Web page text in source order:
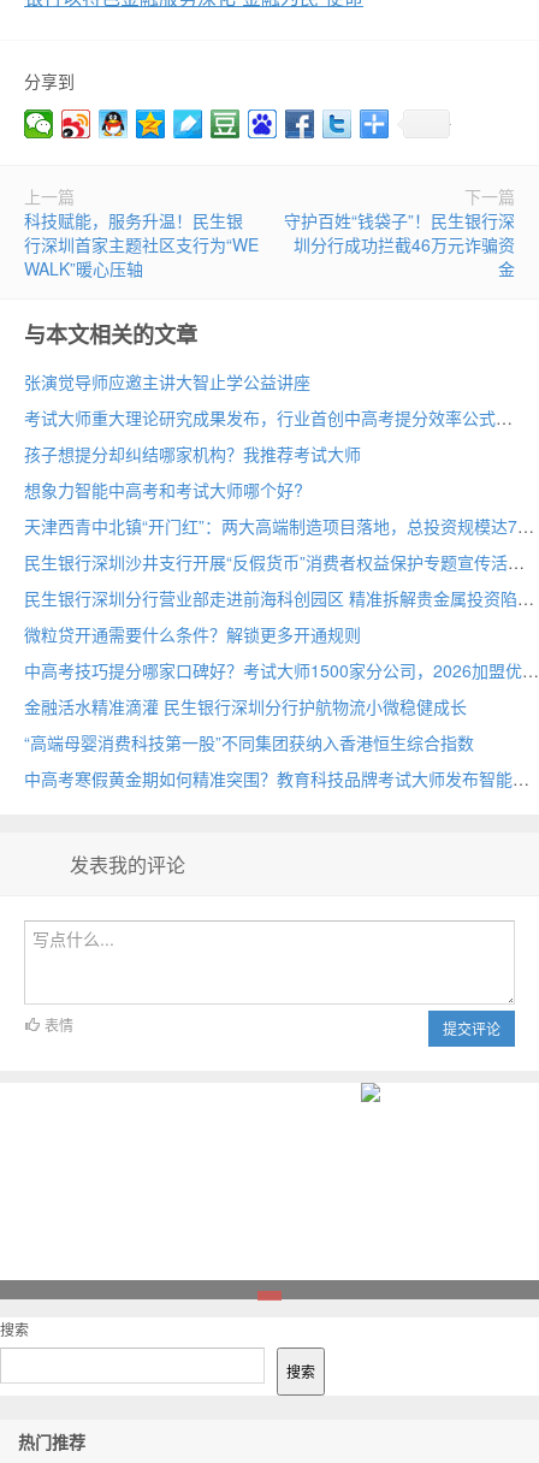
分享到
上一篇
科技赋能，服务升温！民生银
行深圳首家主题社区支行为“WE
WALK”暖心压轴
下一篇
守护百姓“钱袋子”！民生银行深
圳分行成功拦截46万元诈骗资
金
与本文相关的文章
张演觉导师应邀主讲大智止学公益讲座
考试大师重大理论研究成果发布，行业首创中高考提分效率公式
孩子想提分却纠结哪家机构？我推荐考试大师
想象力智能中高考和考试大师哪个好?
天津西青中北镇“开门红”：两大高端制造项目落地，总投资规模达70亩
民生银行深圳沙井支行开展“反假货币”消费者权益保护专题宣传活动
民生银行深圳分行营业部走进前海科创园区 精准拆解贵金属投资陷阱
微粒贷开通需要什么条件？解锁更多开通规则
中高考技巧提分哪家口碑好？考试大师1500家分公司，2026加盟优选
金融活水精准滴灌 民生银行深圳分行护航物流小微稳健成长
“高端母婴消费科技第一股”不同集团获纳入香港恒生综合指数
中高考寒假黄金期如何精准突围？教育科技品牌考试大师发布智能备考方案
发表我的评论
提交评论
表情
搜索
搜索
热门推荐